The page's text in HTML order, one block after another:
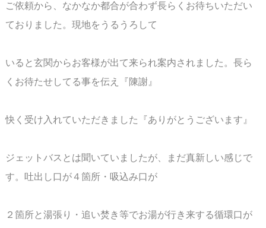
ご依頼から、なかなか都合が合わず長らくお待ちいただい
ておりました。現地をうるうろして
いると玄関からお客様が出て来られ案内されました。長ら
くお待たせしてる事を伝え『陳謝』
快く受け入れていただきました『ありがとうございます』
ジェットバスとは聞いていましたが、まだ真新しい感じで
す。吐出し口が４箇所・吸込み口が
２箇所と湯張り・追い焚き等でお湯が行き来する循環口が